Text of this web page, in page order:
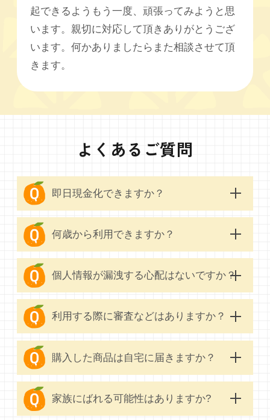
起できるようもう一度、頑張ってみようと思
います。親切に対応して頂きありがとうござ
います。何かありましたらまた相談させて頂
きます。
よくあるご質問
即日現金化できますか？
何歳から利用できますか？
個人情報が漏洩する心配はないですか？
利用する際に審査などはありますか？
購入した商品は自宅に届きますか？
家族にばれる可能性はありますか?